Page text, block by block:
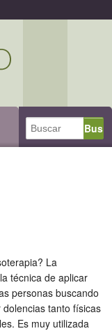
La
técnica de aplicar
personas buscando
tanto físicas
Es muy utilizada